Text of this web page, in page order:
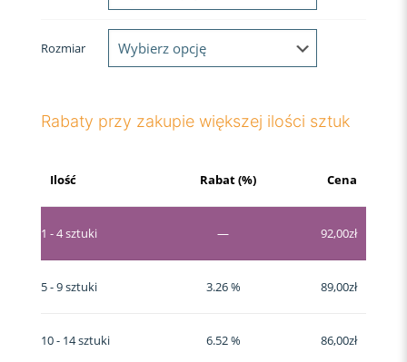
Rozmiar
Rabaty przy zakupie większej ilości sztuk
Ilość Rabat (%) Cena
1 - 4sztuki — 92,00zł
5 - 9 sztuki 3.26 % 89,00zł
10 - 14 sztuki 6.52 % 86,00zł